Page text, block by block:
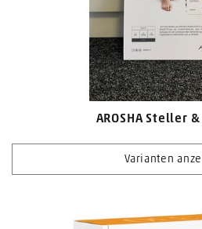
AROSHA Steller
Varianten